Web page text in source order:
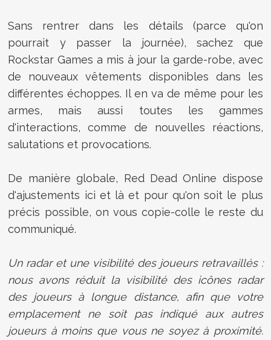
Sans rentrer dans les détails (parce qu'on
pourrait y passer la journée), sachez que
Rockstar Games a mis à jour la garde-robe, avec
de nouveaux vêtements disponibles dans les
différentes échoppes. Il en va de même pour les
armes, mais aussi toutes les gammes
d'interactions, comme de nouvelles réactions,
salutations et provocations.
De manière globale, Red Dead Online dispose
d'ajustements ici et là et pour qu'on soit le plus
précis possible, on vous copie-colle le reste du
communiqué.
Un radar et une visibilité des joueurs retravaillés :
nous avons réduit la visibilité des icônes radar
des joueurs à longue distance, afin que votre
emplacement ne soit pas indiqué aux autres
joueurs à moins que vous ne soyez à proximité.